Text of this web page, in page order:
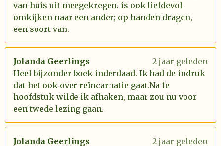
van huis uit meegekregen. is ook liefdevol
omkijken naar een ander; op handen dragen,
een soort van.
Jolanda Geerlings
2 jaar geleden
Heel bijzonder boek inderdaad. Ik had de indruk
dat het ook over reïncarnatie gaat.Na 1e
hoofdstuk wilde ik afhaken, maar zou nu voor
een twede lezing gaan.
Jolanda Geerlings
2 jaar geleden